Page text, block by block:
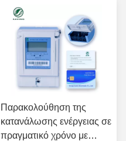
Παρακολούθηση της
κατανάλωσης ενέργειας σε
πραγματικό χρόνο με